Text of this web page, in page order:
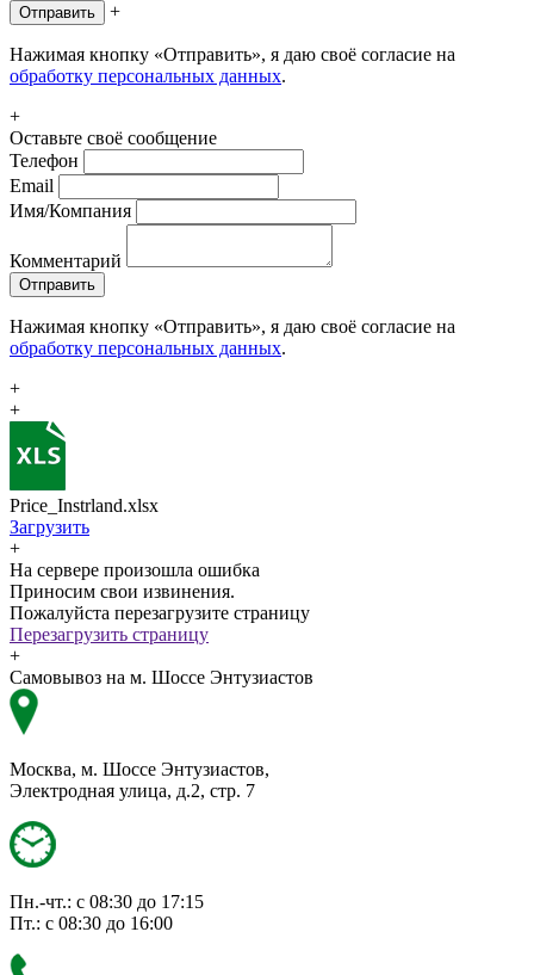
Отправить +
Нажимая кнопку «Отправить», я даю своё согласие на
обработку персональных данных.
+
Оставьте своё сообщение
Телефон
Email
Имя/Компания
Комментарий
Отправить
Нажимая кнопку «Отправить», я даю своё согласие на
обработку персональных данных.
+
+
Price_Instrland.xlsx
Загрузить
+
На сервере произошла ошибка
Приносим свои извинения.
Пожалуйста перезагрузите страницу
Перезагрузить страницу
+
Самовывоз на м. Шоссе Энтузиастов
Москва, м. Шоссе Энтузиастов,
Электродная улица, д.2, стр. 7
Пн.-чт.: с 08:30 до 17:15
Пт.: с 08:30 до 16:00